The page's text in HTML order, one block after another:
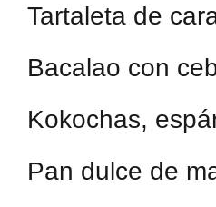
Tartaleta de
Bacalao con
Kokochas,
Pan dulce de